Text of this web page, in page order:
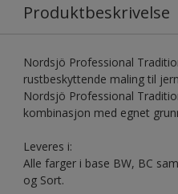
Produktbeskrivelse
Nordsjö Professional
rustbeskyttende maling til
Nordsjö Professional
kombinasjon med egnet
Leveres i:
Alle farger i base BW, BC
og Sort.